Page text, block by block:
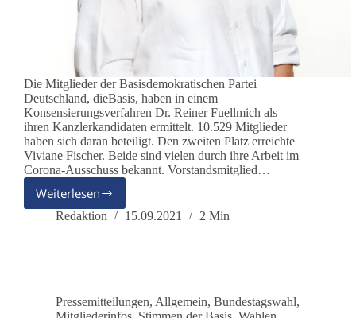
Die Mitglieder der Basisdemokratischen Partei
Deutschland, dieBasis, haben in einem
Konsensierungsverfahren Dr. Reiner Fuellmich als
ihren Kanzlerkandidaten ermittelt. 10.529 Mitglieder
haben sich daran beteiligt. Den zweiten Platz erreichte
Viviane Fischer. Beide sind vielen durch ihre Arbeit im
Corona-Ausschuss bekannt. Vorstandsmitglied…
Weiterlesen
dieBasis
konsensiert
Kanzlerkandidaten
Redaktion 15.09.2021 2 Min
Pressemitteilungen, Allgemein, Bundestagswahl,